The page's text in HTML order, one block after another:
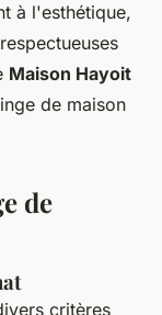
à l'esthétique,
Maison Hayoit
de maison
de
critères